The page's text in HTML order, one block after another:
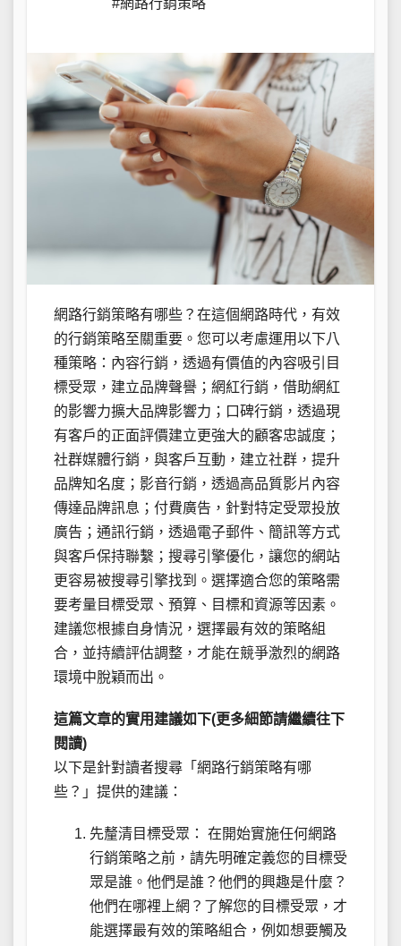
#網路行銷策略
網路行銷策略有哪些？在這個網路時代，有效
的行銷策略至關重要。您可以考慮運用以下八
種策略：內容行銷，透過有價值的內容吸引目
標受眾，建立品牌聲譽；網紅行銷，借助網紅
的影響力擴大品牌影響力；口碑行銷，透過現
有客戶的正面評價建立更強大的顧客忠誠度；
社群媒體行銷，與客戶互動，建立社群，提升
品牌知名度；影音行銷，透過高品質影片內容
傳達品牌訊息；付費廣告，針對特定受眾投放
廣告；通訊行銷，透過電子郵件、簡訊等方式
與客戶保持聯繫；搜尋引擎優化，讓您的網站
更容易被搜尋引擎找到。選擇適合您的策略需
要考量目標受眾、預算、目標和資源等因素。
建議您根據自身情況，選擇最有效的策略組
合，並持續評估調整，才能在競爭激烈的網路
環境中脫穎而出。
這篇文章的實用建議如下(更多細節請繼續往下
閱讀)
以下是針對讀者搜尋「網路行銷策略有哪
些？」提供的建議：
先釐清目標受眾： 在開始實施任何網路
行銷策略之前，請先明確定義您的目標受
眾是誰。他們是誰？他們的興趣是什麼？
他們在哪裡上網？了解您的目標受眾，才
能選擇最有效的策略組合，例如想要觸及